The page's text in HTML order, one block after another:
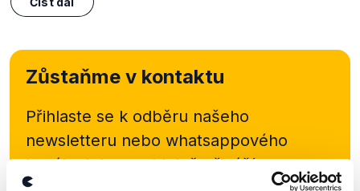
Zůstaňme v kontaktu
Přihlaste se k odběru našeho
newsletteru nebo whatsappového
kanálu, kde pravidelně přinášíme